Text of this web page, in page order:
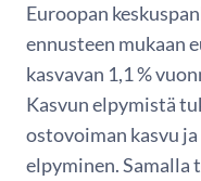
Euroopan
ennusteen mukaan
kasvavan 1,1 %
Kasvun elpymistä
ostovoiman kasvu
elpyminen. Samalla